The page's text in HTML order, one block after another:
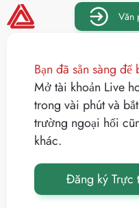
Văn
Bạn đã sẵn sàng
Mở tài khoản Live
trong vài phút và
trường ngoại hối
khác.
Đăng ký Trực